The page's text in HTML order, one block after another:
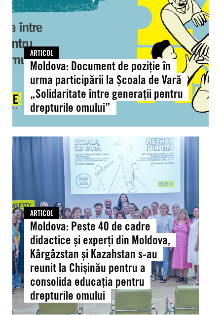
urma
participării
Școala
de
„Solidaritate
între
generații
omului”
ARTICOL
Moldova: Document de poziție în
urma participării la Școala de Vară
„Solidaritate între generații pentru
drepturile omului”
Moldova:
Peste
didactice
și
experți
din
Moldova,
Kârgâzstan
și
Kazahstan
s-
au
ARTICOL
Moldova: Peste 40 de cadre
didactice și experți din Moldova,
Kârgâzstan și Kazahstan s-au
reunit la Chișinău pentru a
consolida educația pentru
drepturile omului